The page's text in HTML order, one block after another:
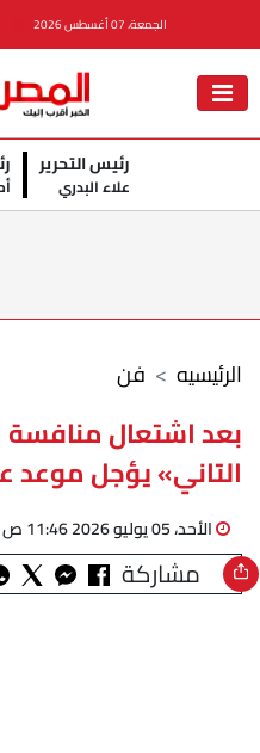
الجمعة، 07 أغسطس 2026
رئيس التحرير
علاء البدري
فن الرئيسيه
بعد اشتعال
التاني» يؤجل
الأحد، 05 يوليو 2026 11:46 ص
مشاركة